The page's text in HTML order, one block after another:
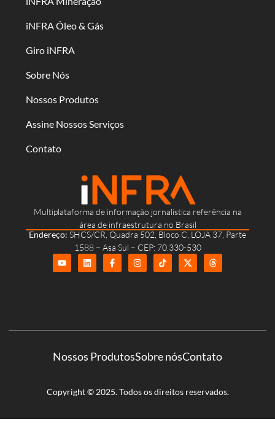
Multiplataforma de informação jornalística referência na
área de infraestrutura no Brasil
Endereço: SHCS/CR, Quadra 502, Bloco C, LOJA 37, Parte
1588 – Asa Sul – CEP: 70.330-530
iNFRA Óleo & Gás
Giro iNFRA
Sobre Nós
Nossos Produtos
Assine Nossos Serviços
Contato
Nossos ProdutosSobre nósContato
Copyright © 2025. Todos os direitos reservados.